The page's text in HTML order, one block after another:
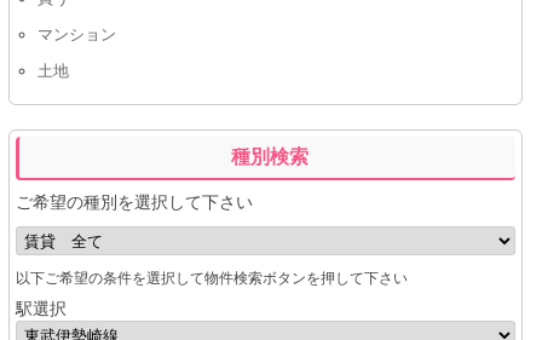
マンション
土地
種別検索
ご希望の種別を選択して下さい
以下ご希望の条件を選択して物件検索ボタンを押して下さい
駅選択